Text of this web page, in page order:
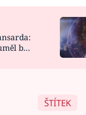
by
ŠTÍTEK